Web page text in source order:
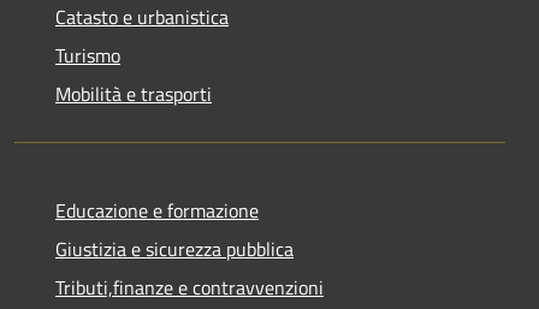
Catasto e urbanistica
Turismo
Mobilità e trasporti
Educazione e formazione
Giustizia e sicurezza pubblica
Tributi,finanze e contravvenzioni